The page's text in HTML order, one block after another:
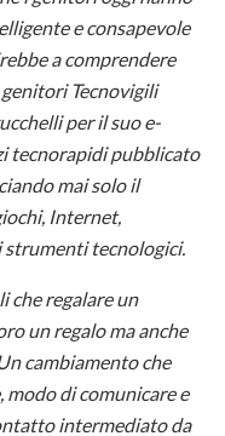
e consapevole
a comprendere
Tecnovigili
per il suo e-
tecnorapidi pubblicato
mai solo il
Internet,
strumenti tecnologici.
che regalare un
un regalo ma anche
cambiamento che
di comunicare e
intermediato da